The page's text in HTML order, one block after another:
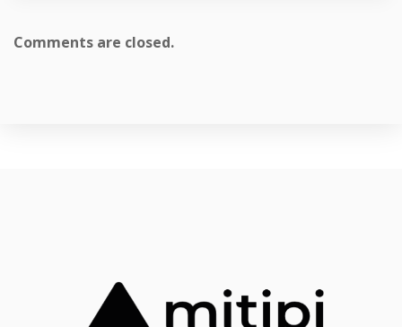
Comments are closed.